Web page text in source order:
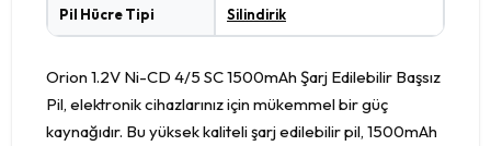
Pil Hücre Tipi Silindirik
Orion 1.2V Ni-CD 4/5 SC 1500mAh Şarj Edilebilir Başsız
Pil, elektronik cihazlarınız için mükemmel bir güç
kaynağıdır. Bu yüksek kaliteli şarj edilebilir pil, 1500mAh